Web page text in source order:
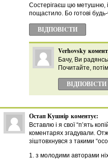
Состерігаєш цю метушню,
пощастило. Бо готові
ВІДПОВІCТИ
Verhovsky
Бачу, Ви
Почитайте,
ВІДПОВІCТИ
Остап Кушнір коментує:
Вставлю і я свої “п’ять
коментарях згадували.
зіштовхнувся з такими
1. з молодими авторами